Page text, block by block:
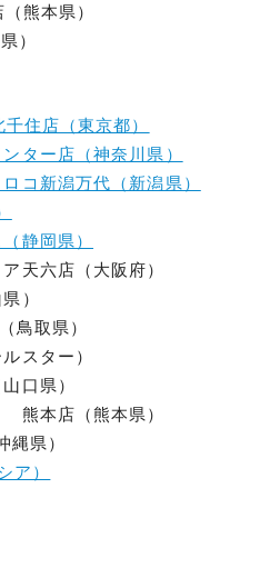
熊本県）
）
住店（東京都）
ター店（神奈川県）
コ新潟万代（新潟県）
静岡県）
天六店（大阪府）
）
取県）
スター）
口県）
熊本店（熊本県）
縄県）
ア）